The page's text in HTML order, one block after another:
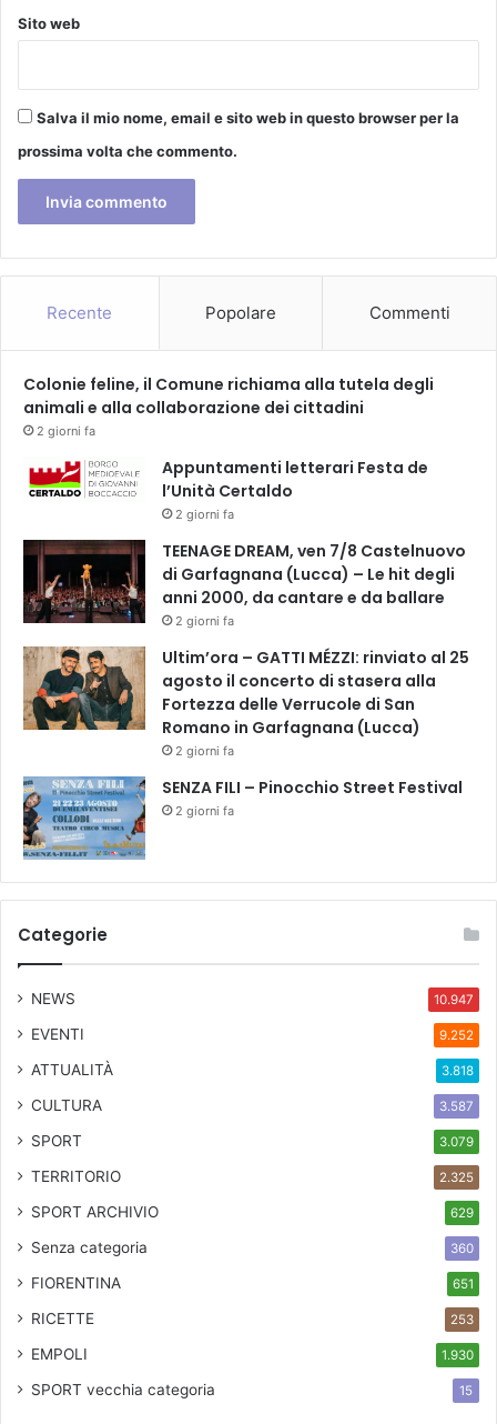
c
Sito web
Salva il mio nome, email e sito web in questo browser per la
prossima volta che commento.
Recente Popolare Commenti
Colonie feline, il Comune richiama alla tutela degli
animali e alla collaborazione dei cittadini
2 giorni fa
Appuntamenti letterari Festa de
l’Unità Certaldo
2 giorni fa
TEENAGE DREAM, ven 7/8 Castelnuovo
di Garfagnana (Lucca) – Le hit degli
anni 2000, da cantare e da ballare
2 giorni fa
Ultim’ora – GATTI MÉZZI: rinviato al 25
agosto il concerto di stasera alla
Fortezza delle Verrucole di San
Romano in Garfagnana (Lucca)
2 giorni fa
SENZA FILI – Pinocchio Street Festival
2 giorni fa
Categorie
NEWS 10.947
EVENTI 9.252
ATTUALITÀ 3.818
CULTURA 3.587
SPORT 3.079
TERRITORIO 2.325
SPORT ARCHIVIO 629
Senza categoria 360
FIORENTINA 651
RICETTE 253
EMPOLI 1.930
SPORT vecchia categoria 15